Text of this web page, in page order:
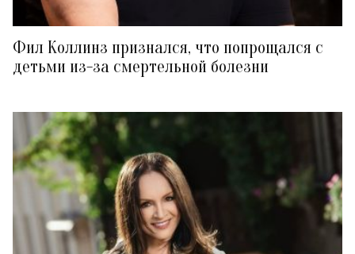
Фил Коллинз признался, что попрощался с
детьми из-за смертельной болезни